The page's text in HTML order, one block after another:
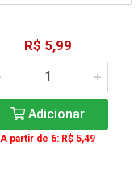
R$ 5,99
Adicionar
A partir de 6: R$ 5,49